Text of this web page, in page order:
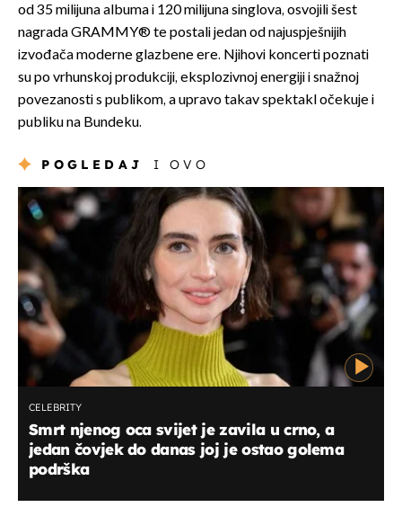
od 35 milijuna albuma i 120 milijuna singlova, osvojili šest
nagrada GRAMMY® te postali jedan od najuspješnijih
izvođača moderne glazbene ere. Njihovi koncerti poznati
su po vrhunskoj produkciji, eksplozivnoj energiji i snažnoj
povezanosti s publikom, a upravo takav spektakl očekuje i
publiku na Bundeku.
POGLEDAJ I OVO
CELEBRITY
Smrt njenog oca svijet je zavila u crno, a
jedan čovjek do danas joj je ostao golema
podrška